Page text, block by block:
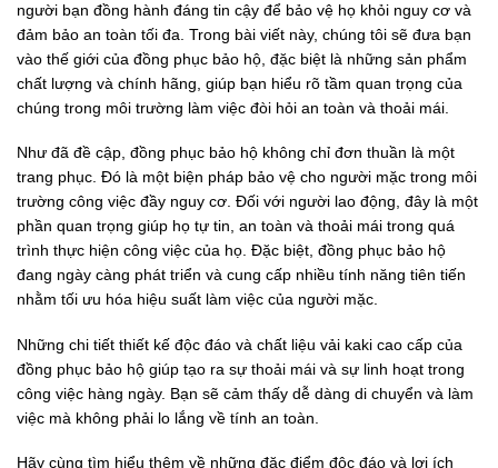
người bạn đồng hành đáng tin cậy để bảo vệ họ khỏi nguy cơ và
đảm bảo an toàn tối đa. Trong bài viết này, chúng tôi sẽ đưa bạn
vào thế giới của đồng phục bảo hộ, đặc biệt là những sản phẩm
chất lượng và chính hãng, giúp bạn hiểu rõ tầm quan trọng của
chúng trong môi trường làm việc đòi hỏi an toàn và thoải mái.
Như đã đề cập, đồng phục bảo hộ không chỉ đơn thuần là một
trang phục. Đó là một biện pháp bảo vệ cho người mặc trong môi
trường công việc đầy nguy cơ. Đối với người lao động, đây là một
phần quan trọng giúp họ tự tin, an toàn và thoải mái trong quá
trình thực hiện công việc của họ. Đặc biệt, đồng phục bảo hộ
đang ngày càng phát triển và cung cấp nhiều tính năng tiên tiến
nhằm tối ưu hóa hiệu suất làm việc của người mặc.
Những chi tiết thiết kế độc đáo và chất liệu vải kaki cao cấp của
đồng phục bảo hộ giúp tạo ra sự thoải mái và sự linh hoạt trong
công việc hàng ngày. Bạn sẽ cảm thấy dễ dàng di chuyển và làm
việc mà không phải lo lắng về tính an toàn.
Hãy cùng tìm hiểu thêm về những đặc điểm độc đáo và lợi ích